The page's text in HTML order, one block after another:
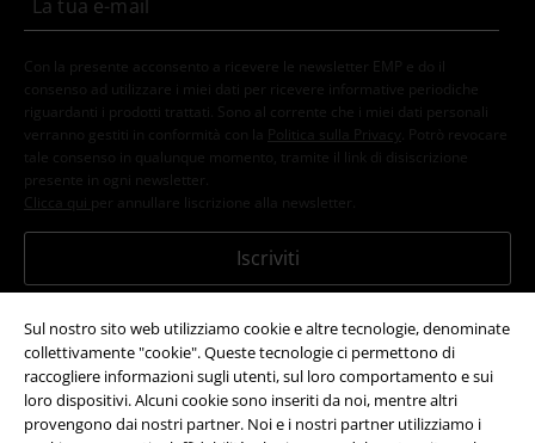
Sul nostro sito web utilizziamo cookie e altre tecnologie, denominate
collettivamente "cookie". Queste tecnologie ci permettono di
raccogliere informazioni sugli utenti, sul loro comportamento e sui
loro dispositivi. Alcuni cookie sono inseriti da noi, mentre altri
provengono dai nostri partner. Noi e i nostri partner utilizziamo i
Con la presente acconsento a ricevere le newsletter EMP e do il
consenso ad utilizzare i miei dati per ricevere informative periodiche
riguardanti i prodotti trattati. Sono al corrente che i miei dati personali
verranno gestiti in conformità con la
Politica sulla Privacy
. Potrò revocare
tale consenso in qualunque momento, tramite il link di disiscrizione
presente in ogni newsletter.
Clicca qui per annullare liscrizione alla newsletter.
Iscriviti
promozionali. Lo sconto verrà applicato dopo aver inserito il codice nel
campo dedicato del carrello. Libri, media (CD, DVD, vinili, ecc.), Funko
Pop!, biglietti, articoli Rammstein, (Till) Lindemann, Die Ärzte, Die Toten
Hosen, Feine Sahne Fischfilet, Broilers, Böhse Onkelz, buoni regalo e
articoli che prevedono una donazione nel prezzo sono esclusi dalla